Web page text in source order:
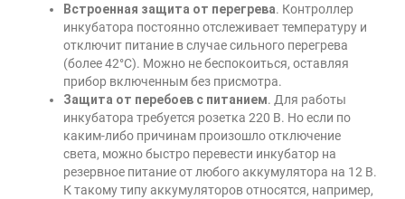
Встроенная защита от перегрева. Контроллер
инкубатора постоянно отслеживает температуру и
отключит питание в случае сильного перегрева
(более 42°C). Можно не беспокоиться, оставляя
прибор включенным без присмотра.
Защита от перебоев с питанием. Для работы
инкубатора требуется розетка 220 В. Но если по
каким-либо причинам произошло отключение
света, можно быстро перевести инкубатор на
резервное питание от любого аккумулятора на 12 В.
К такому типу аккумуляторов относятся, например,